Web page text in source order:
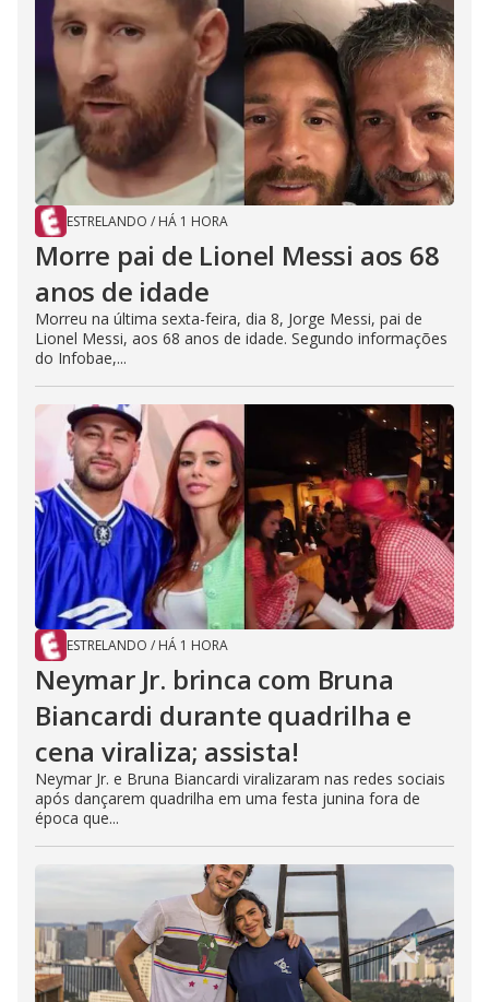
ESTRELANDO / HÁ 1 HORA
Morre pai de Lionel Messi aos 68
anos de idade
Morreu na última sexta-feira, dia 8, Jorge Messi, pai de
Lionel Messi, aos 68 anos de idade. Segundo informações
do Infobae,...
ESTRELANDO / HÁ 1 HORA
Neymar Jr. brinca com Bruna
Biancardi durante quadrilha e
cena viraliza; assista!
Neymar Jr. e Bruna Biancardi viralizaram nas redes sociais
após dançarem quadrilha em uma festa junina fora de
época que...